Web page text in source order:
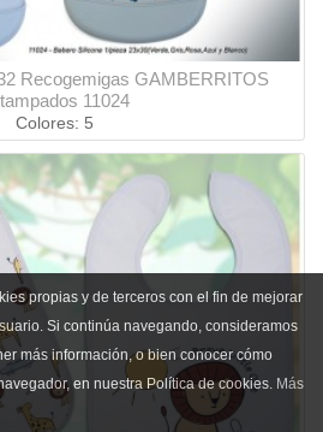
propias y de terceros con el fin de mejorar
Si continúa navegando, consideramos
más información, o bien conocer cómo
en nuestra Política de cookies. Más
Recogemigas GAMBERRITOS
11024
Colores: 5